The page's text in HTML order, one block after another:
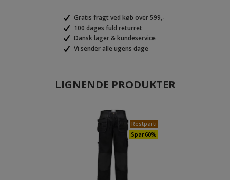
Gratis fragt ved køb over 599,-
100 dages fuld returret
Dansk lager & kundeservice
Vi sender alle ugens dage
LIGNENDE PRODUKTER
Restparti
Spar 60%